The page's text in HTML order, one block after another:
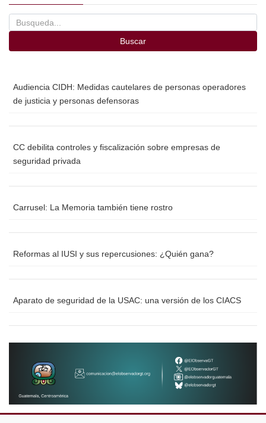
Buscar
Audiencia CIDH: Medidas cautelares de personas operadores
de justicia y personas defensoras
CC debilita controles y fiscalización sobre empresas de
seguridad privada
Carrusel: La Memoria también tiene rostro
Reformas al IUSI y sus repercusiones: ¿Quién gana?
Aparato de seguridad de la USAC: una versión de los CIACS